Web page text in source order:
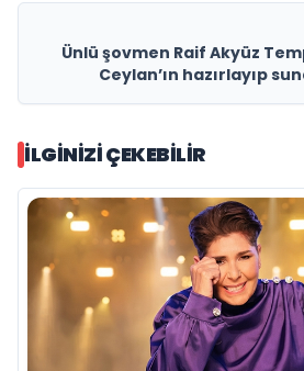
Ünlü şovmen Raif Akyüz
Ceylan’ın hazırlayıp
İLGINIZI ÇEKEBILIR